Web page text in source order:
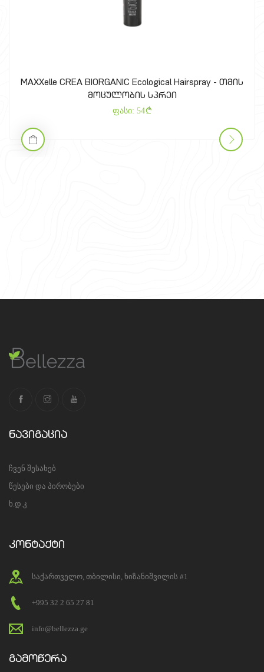
MAXXelle CREA BIORGANIC Ecological Hairspray - თმის
მოცულობის სპრეი
ფასი: 54
ნავიგაცია
ჩვენ შესახებ
წესები და პირობები
ხ.დ.კ
კონტაქტი
საქართველო, თბილისი, ხიზანიშვილის #1
+995 32 2 65 27 81
info@bellezza.ge
გამოწერა